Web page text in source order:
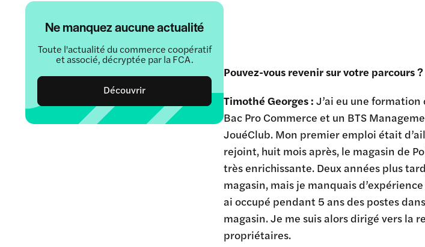
Ne manquez aucune actualité
Toute l'actualité du commerce coopératif
et associé, décryptée par la FCA.
Découvrir
Pouvez-vous revenir sur votre parcours ?
Timothé Georges : J’ai eu une
Bac Pro Commerce et un BTS
JouéClub. Mon premier emploi était
rejoint, huit mois après, le magasin de
très enrichissante. Deux années plus
magasin, mais je manquais
ai occupé pendant 5 ans des postes
magasin. Je me suis alors dirigé vers la
propriétaires.